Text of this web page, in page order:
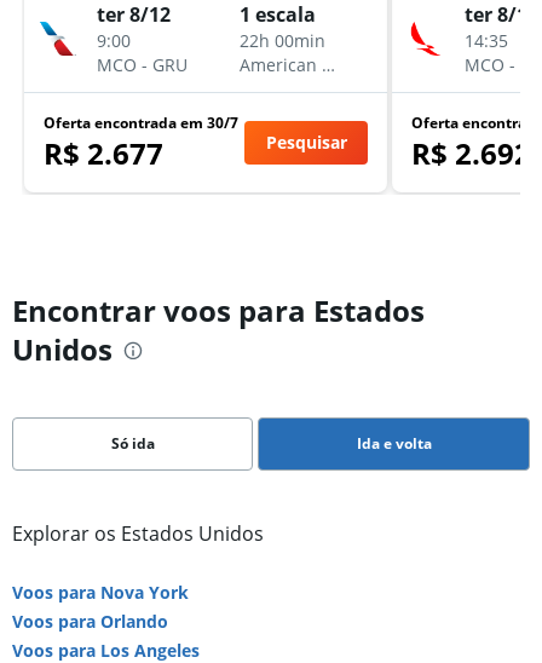
ter 8/12
9:00
MCO - GRU
1 escala
22h 00min
American Airlines
Oferta encontrada em 30/7
R$ 2.677 Pesquisar
ter 8/12
14:35
MCO -
Oferta
R$ 2.692
Encontrar voos para Estados
Unidos
Só ida Ida e volta
Explorar os Estados Unidos
Voos para Nova York
Voos para Orlando
Voos para Los Angeles